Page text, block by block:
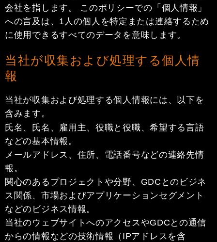
会社を指します。 このポリシーでの「個人情報」
への言及は、1人の個人を特定または連絡するため
に使用できるすべてのデータを意味します。
当社が収集および処理する個人情
報
当社が収集および処理する個人情報には、以下を
含みます。
氏名、氏名、雇用主、役職と役職、希望する言語
などの基本情報。
メールアドレス、住所、電話番号などの連絡先情
報。
関心のあるプロジェクトや分野、GDCとのビジネ
ス関係、市場およびアプリケーションセグメント
などのビジネス情報。
当社のウェブサイトへのアクセスやGDCとの通信
からの情報などの技術情報（IPアドレスを含